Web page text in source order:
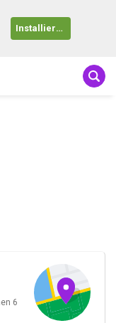
Installieren
6